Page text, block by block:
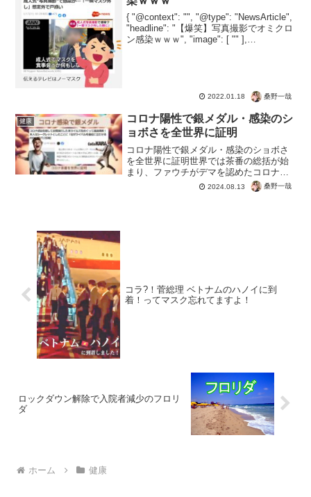
{ "@context": "", "@type": "NewsArticle",
"headline": "【爆笑】写真撮影でオミクロ
ン感染ｗｗｗ", "image": [ "" ],
2022.01.18 桑野一哉
健康
コロナ陽性で銀メダル・感染のシ
ョボさを全世界に証明
コロナ陽性で銀メダル・感染のショボさ
を全世界に証明世界では茶番の総括が始
まり、ファウチがデマを認めたコロナ茶
番。なんとコロナ感染で200mを19.70
秒。おみごと銀メダル。コロナは詐欺だ
2024.08.13 桑野一哉
コラ?！菅総理 ベトナムのハノイに到
着！ってマスク忘れてますよ！
ロックダウン解除で入院者減少のフロリ
ダ
ホーム 健康